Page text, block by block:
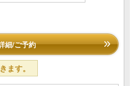
細/ご予約
ます。